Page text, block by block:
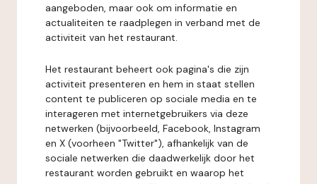
aangeboden, maar ook om informatie en
actualiteiten te raadplegen in verband met de
activiteit van het restaurant.
Het restaurant beheert ook pagina's die zijn
activiteit presenteren en hem in staat stellen
content te publiceren op sociale media en te
interageren met internetgebruikers via deze
netwerken (bijvoorbeeld, Facebook, Instagram
en X (voorheen "Twitter"), afhankelijk van de
sociale netwerken die daadwerkelijk door het
restaurant worden gebruikt en waarop het